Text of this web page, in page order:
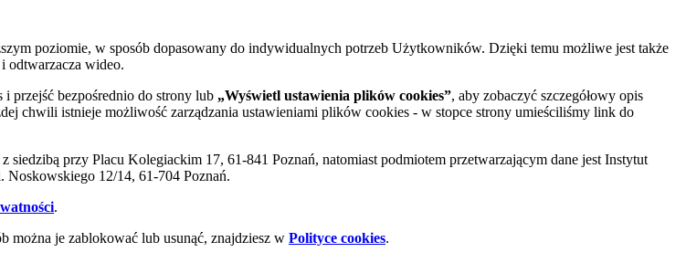
poziomie, w sposób dopasowany do indywidualnych potrzeb Użytkowników. Dzięki temu możliwe jest także
odtwarzacza wideo.
przejść bezpośrednio do strony lub „Wyświetl ustawienia plików cookies”, aby zobaczyć szczegółowy opis
chwili istnieje możliwość zarządzania ustawieniami plików cookies - w stopce strony umieściliśmy link do
przy Placu Kolegiackim 17, 61-841 Poznań, natomiast podmiotem przetwarzającym dane jest Instytut
12/14, 61-704 Poznań.
.
można je zablokować lub usunąć, znajdziesz w Polityce cookies.